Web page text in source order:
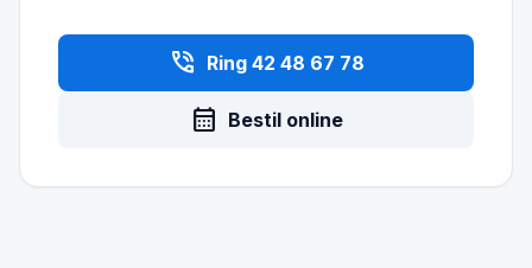
phone_in_talk Ring 42 48 67 78
calendar_month Bestil online